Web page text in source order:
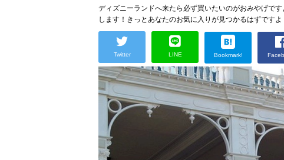
ディズニーランドへ来たら必ず買いたいのがおみやげで
します！きっとあなたのお気に入りが見つかるはずですよ
Twitter LINE Bookmark!